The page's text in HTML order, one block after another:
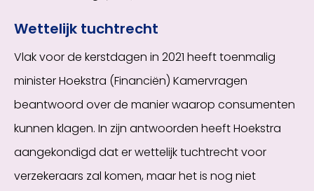
Wettelijk tuchtrecht
Vlak voor de kerstdagen in 2021 heeft toenmalig
minister Hoekstra (Financiën) Kamervragen
beantwoord over de manier waarop consumenten
kunnen klagen. In zijn antwoorden heeft Hoekstra
aangekondigd dat er wettelijk tuchtrecht voor
verzekeraars zal komen, maar het is nog niet